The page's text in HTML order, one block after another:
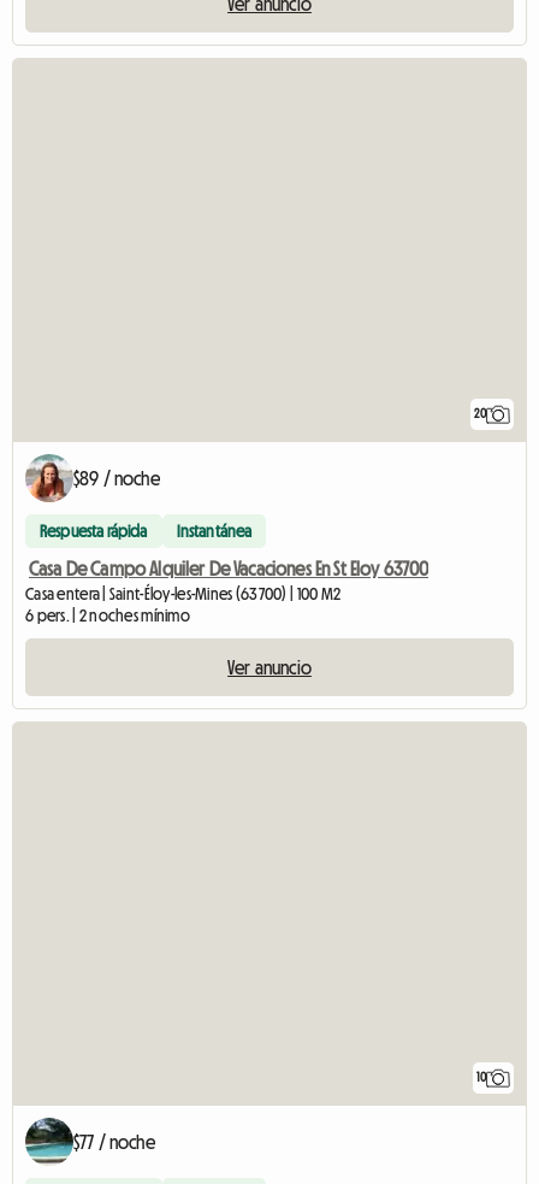
20
$89 / noche
Respuesta rápida Instantánea
Casa De Campo Alquiler De Vacaciones En St Eloy 63700
Casa entera | Saint-Éloy-les-Mines (63700) | 100 M2
6 pers. | 2 noches mínimo
Ver anuncio
10
$77 / noche